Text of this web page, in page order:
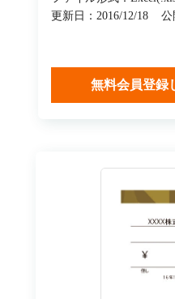
更新日：2016/12/18
公
無料会員登録